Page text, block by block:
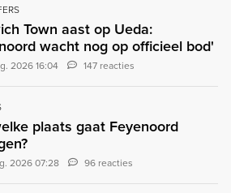
Town aast op Ueda:
wacht nog op officieel bod'
2026 16:04 147 reacties
plaats gaat Feyenoord
2026 07:28 96 reacties